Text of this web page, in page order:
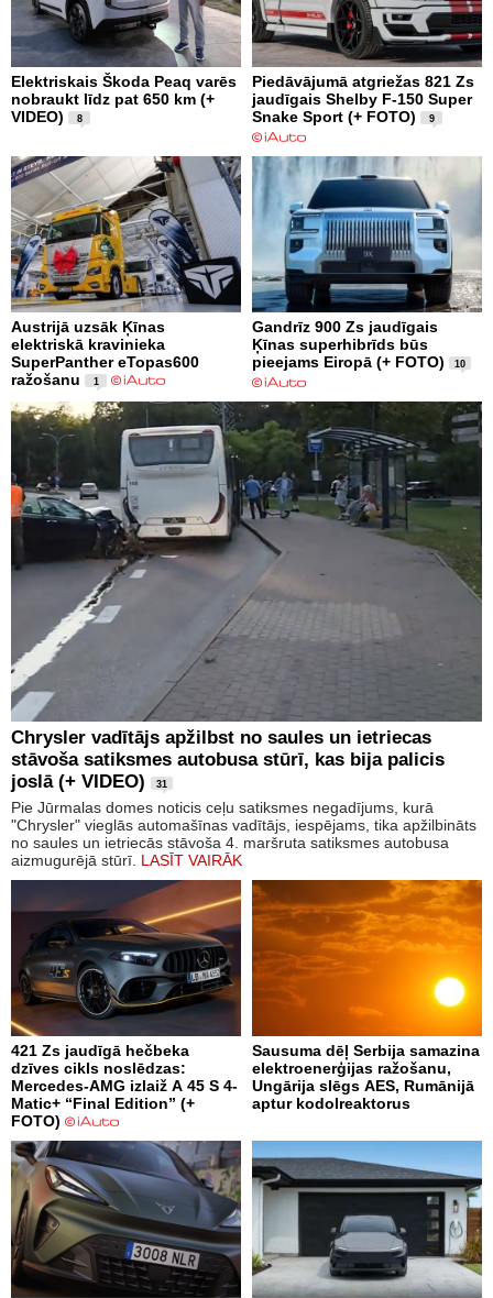
Elektriskais Škoda Peaq varēs
nobraukt līdz pat 650 km (+
VIDEO)
8
Piedāvājumā atgriežas 821 Zs
jaudīgais Shelby F-150 Super
Snake Sport (+ FOTO)
9
Austrijā uzsāk Ķīnas
elektriskā kravinieka
SuperPanther eTopas600
ražošanu
1
Gandrīz 900 Zs jaudīgais
Ķīnas superhibrīds būs
pieejams Eiropā (+ FOTO)
10
Chrysler vadītājs apžilbst no saules un ietriecas
stāvoša satiksmes autobusa stūrī, kas bija palicis
joslā (+ VIDEO)
31
Pie Jūrmalas domes noticis ceļu satiksmes negadījums, kurā
"Chrysler" vieglās automašīnas vadītājs, iespējams, tika apžilbināts
no saules un ietriecās stāvoša 4. maršruta satiksmes autobusa
aizmugurējā stūrī. LASĪT VAIRĀK
421 Zs jaudīgā hečbeka
dzīves cikls noslēdzas:
Mercedes-AMG izlaiž A 45 S 4-
Matic+ “Final Edition” (+
FOTO)
Sausuma dēļ Serbija samazina
elektroenerģijas ražošanu,
Ungārija slēgs AES, Rumānijā
aptur kodolreaktorus